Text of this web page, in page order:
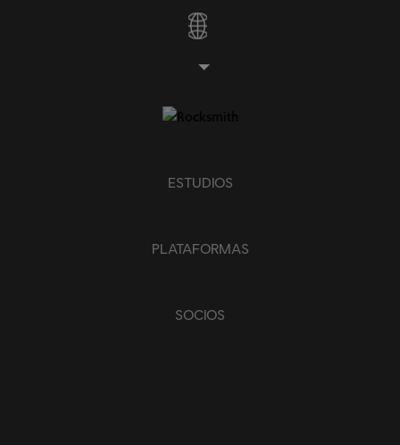
ESTUDIOS
PLATAFORMAS
SOCIOS